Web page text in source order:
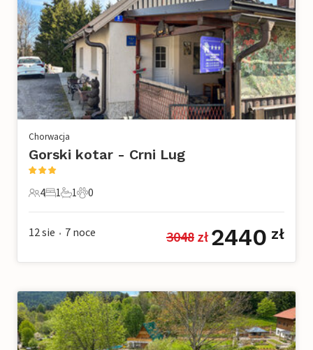
Chorwacja
Gorski kotar - Crni Lug
4 Goście
4
1 Sypialnia
1
1 Łazienka
1
0 Zwierzęta domowe
0
12 sie • 7 noce 3048 zł 2440 zł